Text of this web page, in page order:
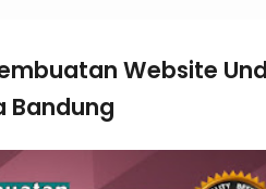
Website
Bandung